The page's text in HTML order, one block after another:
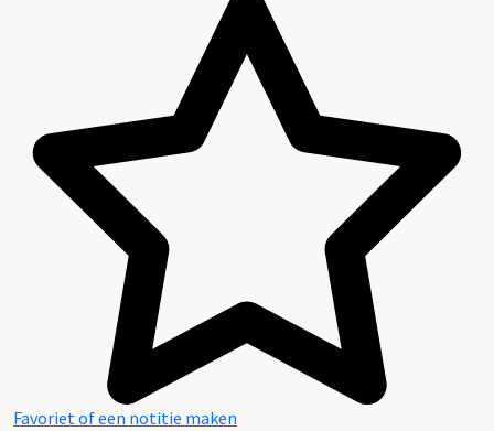
Favoriet of een notitie maken